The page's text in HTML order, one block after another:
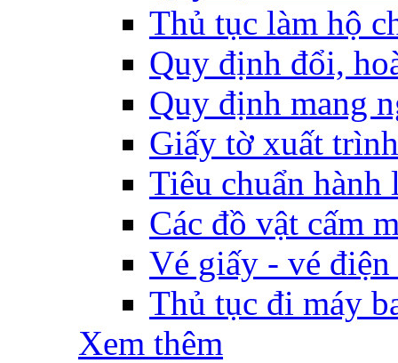
Thủ tục làm hộ
Quy định đổi,
Quy định mang
Giấy tờ xuất
Tiêu chuẩn
Các đồ vật cấm
Vé giấy - vé
Thủ tục đi máy
Xem thêm